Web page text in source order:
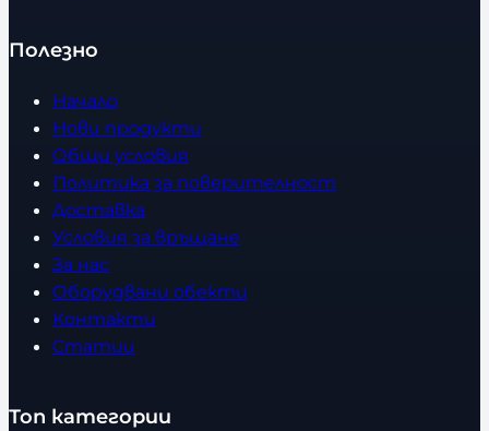
Полезно
Начало
Нови продукти
Общи условия
Политика за поверителност
Доставка
Условия за връщане
За нас
Оборудвани обекти
Контакти
Статии
Топ категории